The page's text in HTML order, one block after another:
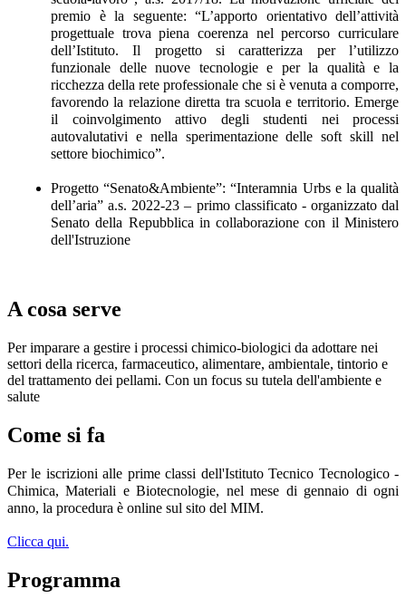
premio è la seguente: “L’apporto orientativo dell’attività
progettuale trova piena coerenza nel percorso curriculare
dell’Istituto. Il progetto si caratterizza per l’utilizzo
funzionale delle nuove tecnologie e per la qualità e la
ricchezza della rete professionale che si è venuta a comporre,
favorendo la relazione diretta tra scuola e territorio. Emerge
il coinvolgimento attivo degli studenti nei processi
autovalutativi e nella sperimentazione delle soft skill nel
settore biochimico”.
Progetto “Senato&Ambiente”: “Interamnia Urbse la qualità
dell’aria” a.s. 2022-23 – primo classificato - organizzato dal
Senato della Repubblica in collaborazione con il Ministero
dell'Istruzione
A cosa serve
Per imparare a gestire i processi chimico-biologici da adottare nei
settori della ricerca, farmaceutico, alimentare, ambientale, tintorio e
del trattamento dei pellami. Con un focus su tutela dell'ambiente e
salute
Come si fa
Per le iscrizioni alle prime classi dell'Istituto Tecnico Tecnologico -
Chimica, Materiali e Biotecnologie, nel mese di gennaio di ogni
anno, la procedura è online sul sito del MIM.
Clicca qui.
Programma